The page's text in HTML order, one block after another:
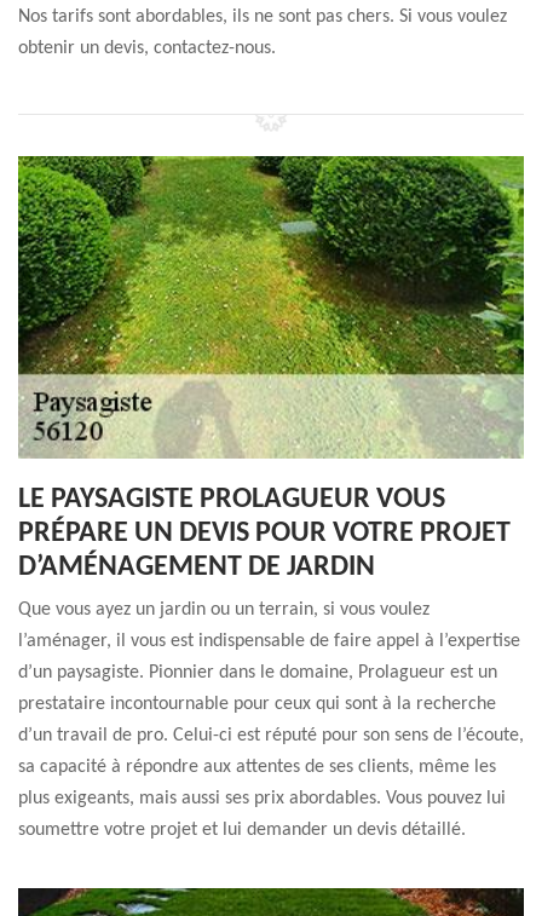
Nos tarifs sont abordables, ils ne sont pas chers. Si vous voulez
obtenir un devis, contactez-nous.
LE PAYSAGISTE PROLAGUEUR VOUS
PRÉPARE UN DEVIS POUR VOTRE PROJET
D’AMÉNAGEMENT DE JARDIN
Que vous ayez un jardin ou un terrain, si vous voulez
l’aménager, il vous est indispensable de faire appel à l’expertise
d’un paysagiste. Pionnier dans le domaine, Prolagueur est un
prestataire incontournable pour ceux qui sont à la recherche
d’un travail de pro. Celui-ci est réputé pour son sens de l’écoute,
sa capacité à répondre aux attentes de ses clients, même les
plus exigeants, mais aussi ses prix abordables. Vous pouvez lui
soumettre votre projet et lui demander un devis détaillé.